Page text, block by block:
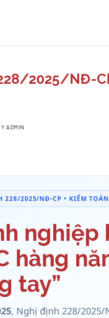
2025/NĐ-
ADMIN
2025/NĐ-CP • KIỂM TOÁN
hàng
tay”
, Nghị định 228/